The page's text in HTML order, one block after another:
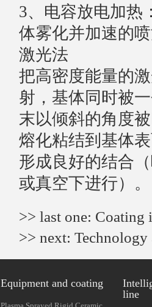
3、电容放电加热
体雾化并加速的
激光法
把高密度能量的
射，基体同时被
末以倾斜的角度
熔化粘结到基体
形成良好的结合
或真空下进行）。
>> last one: Coating
>> next: Technology
Equipment and coating
line